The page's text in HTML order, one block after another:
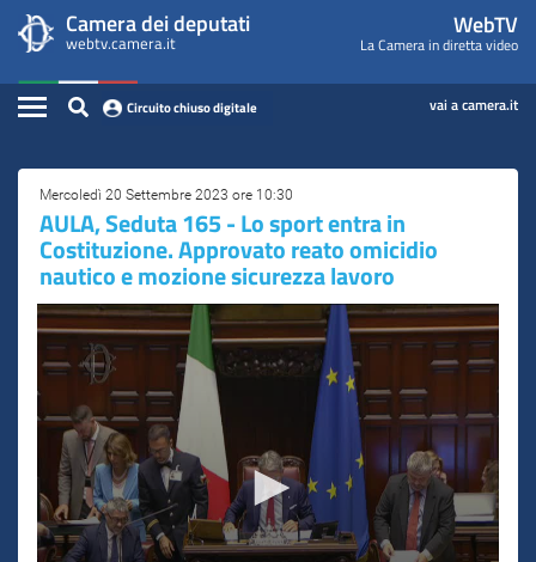
contenuto
principale
WebTV
Camera
dei
Deputati
menu
di
navigazione
Camera dei deputati
webtv.camera.it
WebTV
La Camera in diretta video
Home
Assemblea
Presidente
Commissioni
Eventi
Conferenze Stampa
Cerca
Circuito chiuso digitale
Circuito chiuso digitale vai a camera.it
Contenuto
Mercoledì 20 Settembre 2023 ore 10:30
AULA, Seduta 165 - Lo sport entra in
Costituzione. Approvato reato omicidio
nautico e mozione sicurezza lavoro